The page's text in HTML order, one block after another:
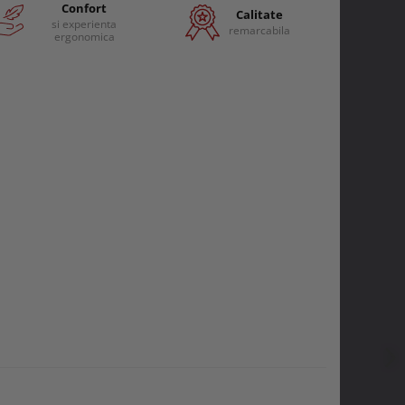
Confort
si experienta
ergonomica
Calitate
remarcabila